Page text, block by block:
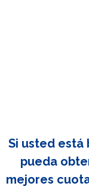
Si usted está
pueda
mejores